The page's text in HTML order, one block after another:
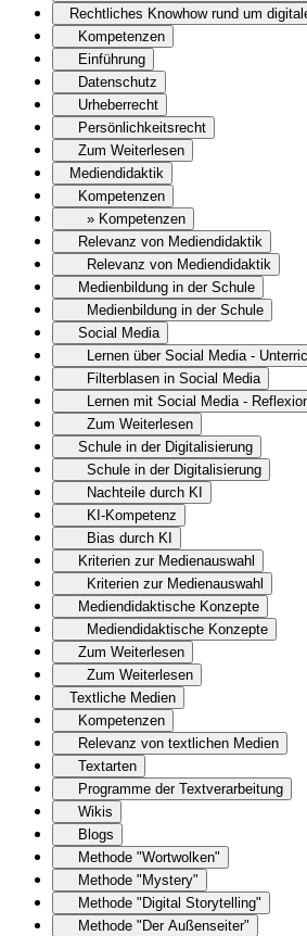
Rechtliches Knowhow rund um
Kompetenzen
Einführung
Datenschutz
Urheberrecht
Persönlichkeitsrecht
Zum Weiterlesen
Mediendidaktik
Kompetenzen
» Kompetenzen
Relevanz von Mediendidaktik
Relevanz von Mediendidaktik
Medienbildung in der Schule
Medienbildung in der Schule
Social Media
Lernen über Social Media -
Filterblasen in Social Media
Lernen mit Social Media -
Zum Weiterlesen
Schule in der Digitalisierung
Schule in der Digitalisierung
Nachteile durch KI
KI-Kompetenz
Bias durch KI
Kriterien zur Medienauswahl
Kriterien zur Medienauswahl
Mediendidaktische Konzepte
Mediendidaktische Konzepte
Zum Weiterlesen
Zum Weiterlesen
Textliche Medien
Kompetenzen
Relevanz von textlichen Medien
Textarten
Programme der Textverarbeitung
Wikis
Blogs
Methode "Wortwolken"
Methode "Mystery"
Methode "Digital Storytelling"
Methode "Der Außenseiter"